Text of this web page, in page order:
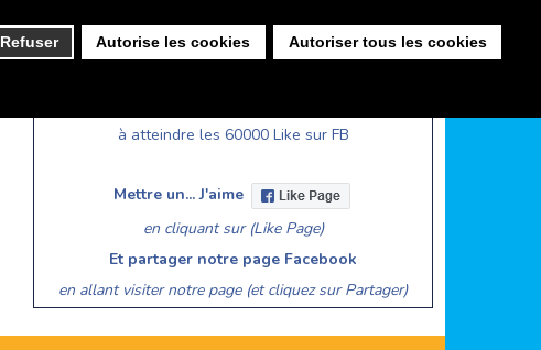
Refuser Autorise les cookies Autoriser tous les cookies
à atteindre les 60000 Like sur FB
Mettre un... J'aime
en cliquant sur (Like Page)
Et partager notre page Facebook
en allant visiter notre page (et cliquez sur Partager)